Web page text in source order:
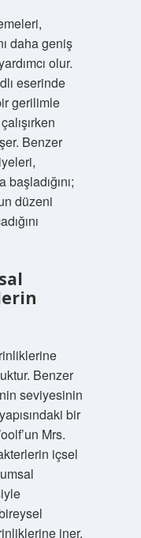
daha geniş
olur.
eserinde
gerilimle
Benzer
düzeni
Benzer
seviyesinin
bir
Mrs.
içsel
iner.